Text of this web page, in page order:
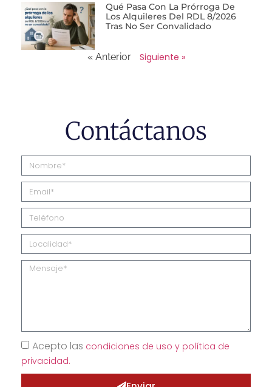
Qué Pasa Con La Prórroga De
Los Alquileres Del RDL 8/2026
Tras No Ser Convalidado
« Anterior Siguiente »
Contáctanos
Acepto las condiciones de uso y política de
privacidad.